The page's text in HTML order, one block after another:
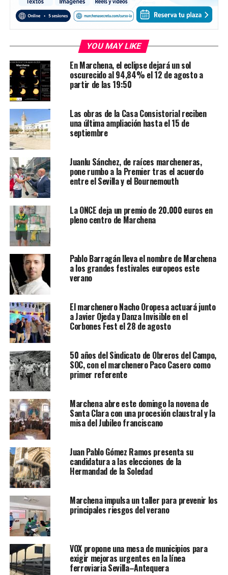
YOU MAY LIKE
En Marchena, el eclipse dejará un sol
oscurecido al 94,84% el 12 de agosto a
partir de las 19:50
Las obras de la Casa Consistorial reciben
una última ampliación hasta el 15 de
septiembre
Juanlu Sánchez, de raíces marcheneras,
pone rumbo a la Premier tras el acuerdo
entre el Sevilla y el Bournemouth
La ONCE deja un premio de 20.000 euros en
pleno centro de Marchena
Pablo Barragán lleva el nombre de Marchena
a los grandes festivales europeos este
verano
El marchenero Nacho Oropesa actuará junto
a Javier Ojeda y Danza Invisible en el
Corbones Fest el 28 de agosto
50 años del Sindicato de Obreros del Campo,
SOC, con el marchenero Paco Casero como
primer referente
Marchena abre este domingo la novena de
Santa Clara con una procesión claustral y la
misa del Jubileo franciscano
Juan Pablo Gómez Ramos presenta su
candidatura a las elecciones de la
Hermandad de la Soledad
Marchena impulsa un taller para prevenir los
principales riesgos del verano
VOX propone una mesa de municipios para
exigir mejoras urgentes en la línea
ferroviaria Sevilla–Antequera